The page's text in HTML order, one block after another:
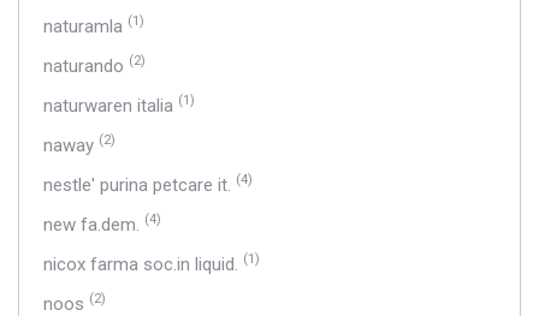
naturamla (1)
naturando (2)
naturwaren italia (1)
naway (2)
nestle' purina petcare it. (4)
new fa.dem. (4)
nicox farma soc.in liquid. (1)
noos (2)